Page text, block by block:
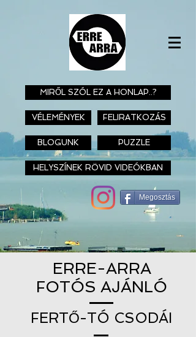
MIRŐL SZÓL EZ A HONLAP..?
VÉLEMÉNYEK FELIRATKOZÁS
BLOGUNK PUZZLE
HELYSZÍNEK RÖVID VIDEÓKBAN
Megosztás
ERRE-ARRA
FOTÓS AJÁNLÓ
FERTŐ-TÓ CSODÁI